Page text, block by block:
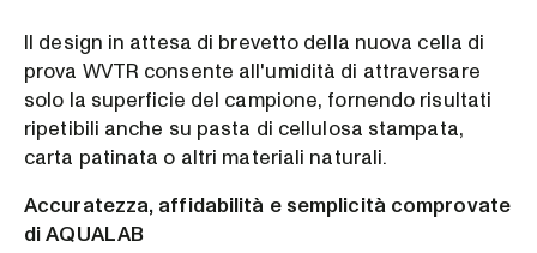
Il design in attesa di brevetto della nuova cella di
prova WVTR consente all'umidità di attraversare
solo la superficie del campione, fornendo risultati
ripetibili anche su pasta di cellulosa stampata,
carta patinata o altri materiali naturali.
Accuratezza, affidabilità e semplicità comprovate
di AQUALAB